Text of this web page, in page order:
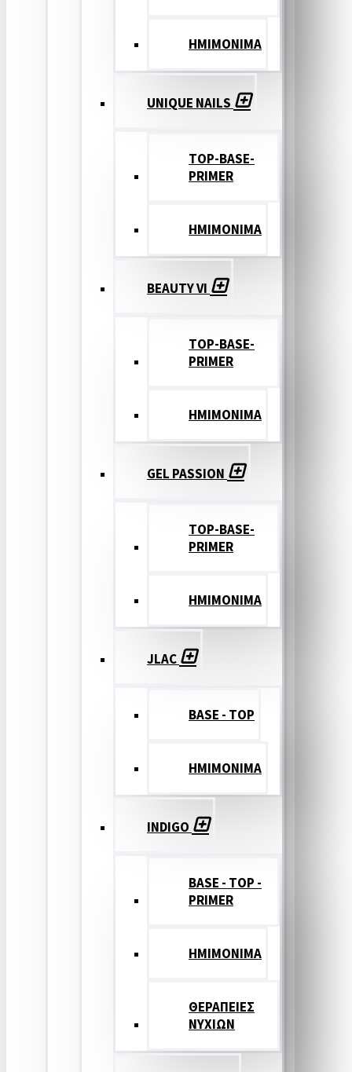
ΗΜΙΜΟΝΙΜΑ
UNIQUE NAILS
TOP-BASE-
PRIMER
ΗΜΙΜΟΝΙΜΑ
BEAUTY VI
TOP-BASE-
PRIMER
ΗΜΙΜΟΝΙΜΑ
GEL PASSION
TOP-BASE-
PRIMER
ΗΜΙΜΟΝΙΜΑ
JLAC
BASE - TOP
ΗΜΙΜΟΝΙΜΑ
INDIGO
BASE - TOP -
PRIMER
HMIMONIMA
ΘΕΡΑΠΕΙΕΣ
ΝΥΧΙΩΝ